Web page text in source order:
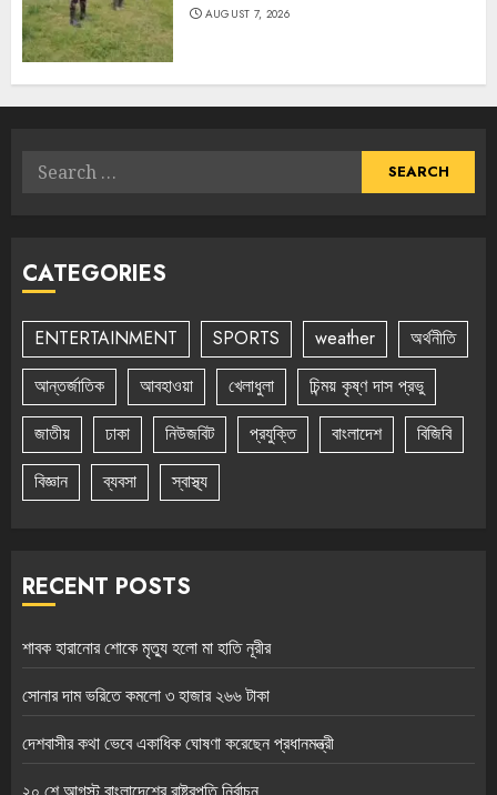
AUGUST 7, 2026
Search
CATEGORIES
ENTERTAINMENT SPORTS weather
অর্থনীতি
আন্তর্জাতিক
আবহাওয়া খেলাধুলা
চিন্ময় কৃষ্ণ দাস প্রভু
জাতীয়
ঢাকা নিউজবিট প্রযুক্তি বাংলাদেশ
বিজিবি
বিজ্ঞান
ব্যবসা স্বাস্থ্য
RECENT POSTS
শাবক হারানোর শোকে মৃত্যু হলো মা হাতি নূরীর
সোনার দাম ভরিতে কমলো ৩ হাজার ২৬৬ টাকা
দেশবাসীর কথা ভেবে একাধিক ঘোষণা করেছেন প্রধানমন্ত্রী
২০ শে আগস্ট বাংলাদেশের রাষ্ট্রপতি নির্বাচন